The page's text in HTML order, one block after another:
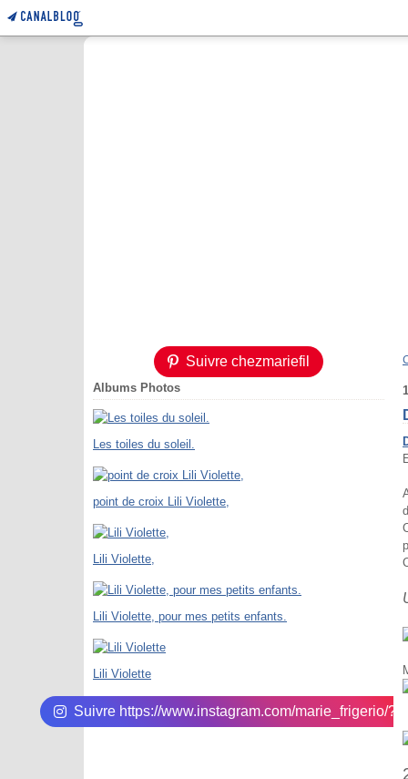
Suivre chezmariefil
Albums Photos
Les toiles du soleil.
point de croix Lili Violette,
Lili Violette,
Lili Violette, pour mes petits enfants.
Lili Violette
Suivre https://www.instagram.com/marie_frigerio/